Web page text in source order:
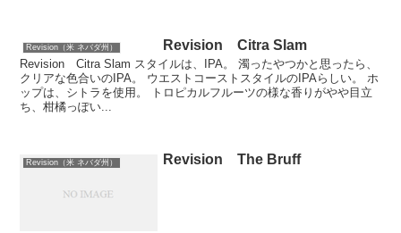
Revision（米 ネバダ州） Revision Citra Slam
Revision Citra Slam スタイルは、IPA。 濁ったやつかと思ったら、
クリアな色合いのIPA。 ウエストコーストスタイルのIPAらしい。 ホ
ップは、シトラを使用。 トロピカルフルーツの様な香りがやや目立
ち、柑橘っぽい...
Revision（米 ネバダ州） Revision The Bruff